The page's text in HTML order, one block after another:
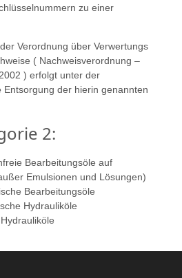
zu einer
Verordnung über Verwertungs
( Nachweisverordnung –
) erfolgt unter der
Entsorgung der hierin genannten
2:
Bearbeitungsöle auf
Emulsionen und Lösungen)
Bearbeitungsöle
Hydrauliköle